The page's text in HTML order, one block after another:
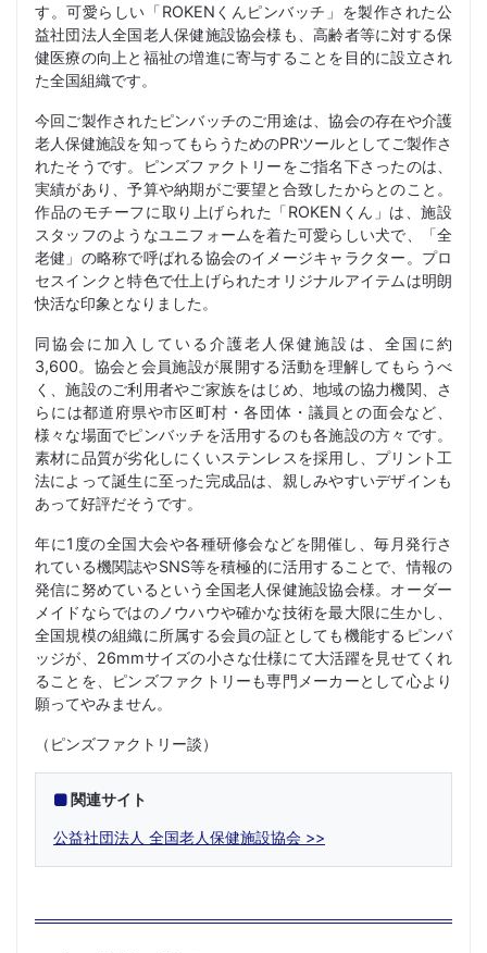
す。可愛らしい「ROKENくんピンバッチ」を製作された公
益社団法人全国老人保健施設協会様も、高齢者等に対する保
健医療の向上と福祉の増進に寄与することを目的に設立され
た全国組織です。
今回ご製作されたピンバッチのご用途は、協会の存在や介護
老人保健施設を知ってもらうためのPRツールとしてご製作さ
れたそうです。ピンズファクトリーをご指名下さったのは、
実績があり、予算や納期がご要望と合致したからとのこと。
作品のモチーフに取り上げられた「ROKENくん」は、施設
スタッフのようなユニフォームを着た可愛らしい犬で、「全
老健」の略称で呼ばれる協会のイメージキャラクター。プロ
セスインクと特色で仕上げられたオリジナルアイテムは明朗
快活な印象となりました。
同協会に加入している介護老人保健施設は、全国に約
3,600。協会と会員施設が展開する活動を理解してもらうべ
く、施設のご利用者やご家族をはじめ、地域の協力機関、さ
らには都道府県や市区町村・各団体・議員との面会など、
様々な場面でピンバッチを活用するのも各施設の方々です。
素材に品質が劣化しにくいステンレスを採用し、プリント工
法によって誕生に至った完成品は、親しみやすいデザインも
あって好評だそうです。
年に1度の全国大会や各種研修会などを開催し、毎月発行さ
れている機関誌やSNS等を積極的に活用することで、情報の
発信に努めているという全国老人保健施設協会様。オーダー
メイドならではのノウハウや確かな技術を最大限に生かし、
全国規模の組織に所属する会員の証としても機能するピンバ
ッジが、26mmサイズの小さな仕様にて大活躍を見せてくれ
ることを、ピンズファクトリーも専門メーカーとして心より
願ってやみません。
（ピンズファクトリー談）
関連サイト
公益社団法人 全国老人保健施設協会